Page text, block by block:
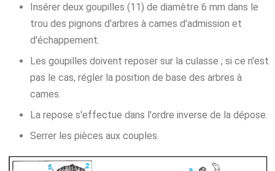
Insérer deux goupilles (11) de diamètre 6 mm dans le
trou des pignons d'arbres à cames d'admission et
d'échappement.
Les goupilles doivent reposer sur la culasse ; si ce n'est
pas le cas, régler la position de base des arbres à
cames.
La repose s'effectue dans l'ordre inverse de la dépose.
Serrer les pièces aux couples.